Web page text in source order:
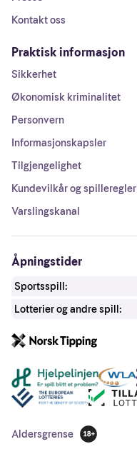
Kontakt oss
Praktisk informasjon
Sikkerhet
Økonomisk kriminalitet
Personvern
Informasjonskapsler
Tilgjengelighet
Kundevilkår og spilleregler
Varslingskanal
Åpningstider
Sportsspill:
Lotterier og andre spill:
Andre lenker
Aldersgrense
18 år